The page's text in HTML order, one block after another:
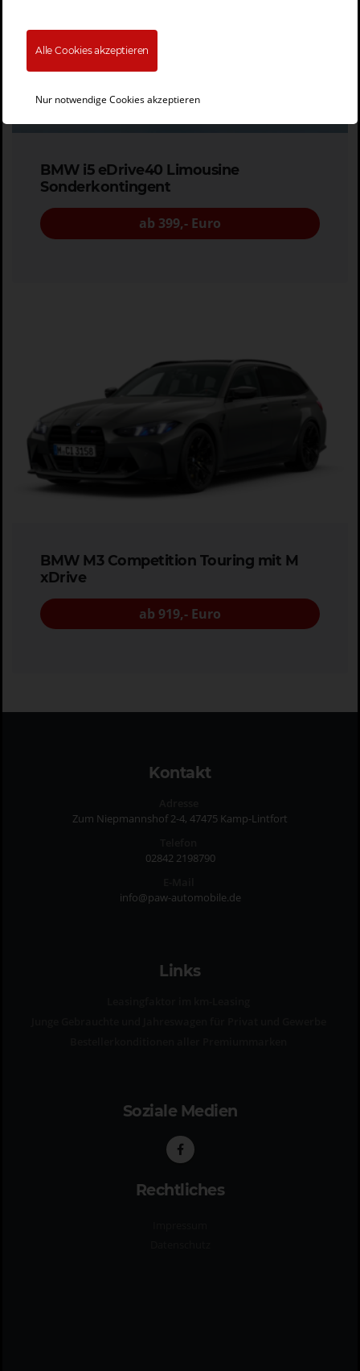
BMW i5 eDrive40 Limousine
Sonderkontingent
ab 399,- Euro
BMW M3 Competition Touring mit M
xDrive
ab 919,- Euro
Kontakt
Zum Niepmannshof 2-4, 47475 Kamp-Lintfort
02842 2198790
info@paw-automobile.de
Links
Soziale Medien
Rechtliches
Alle Cookies akzeptieren
Nur notwendige Cookies akzeptieren